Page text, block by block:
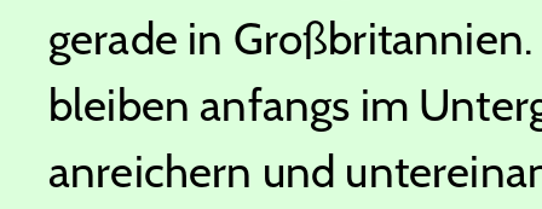
gerade in
bleiben anfangs im
anreichern und